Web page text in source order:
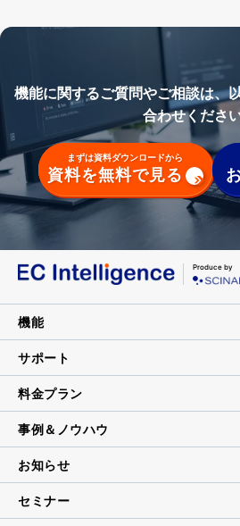
機能に関するご質問やご相談は、
合わせくださ
まずは資料ダウンロードから
資料を無料で見る
Produce by
機能
サポート
料金プラン
事例＆ノウハウ
お知らせ
セミナー